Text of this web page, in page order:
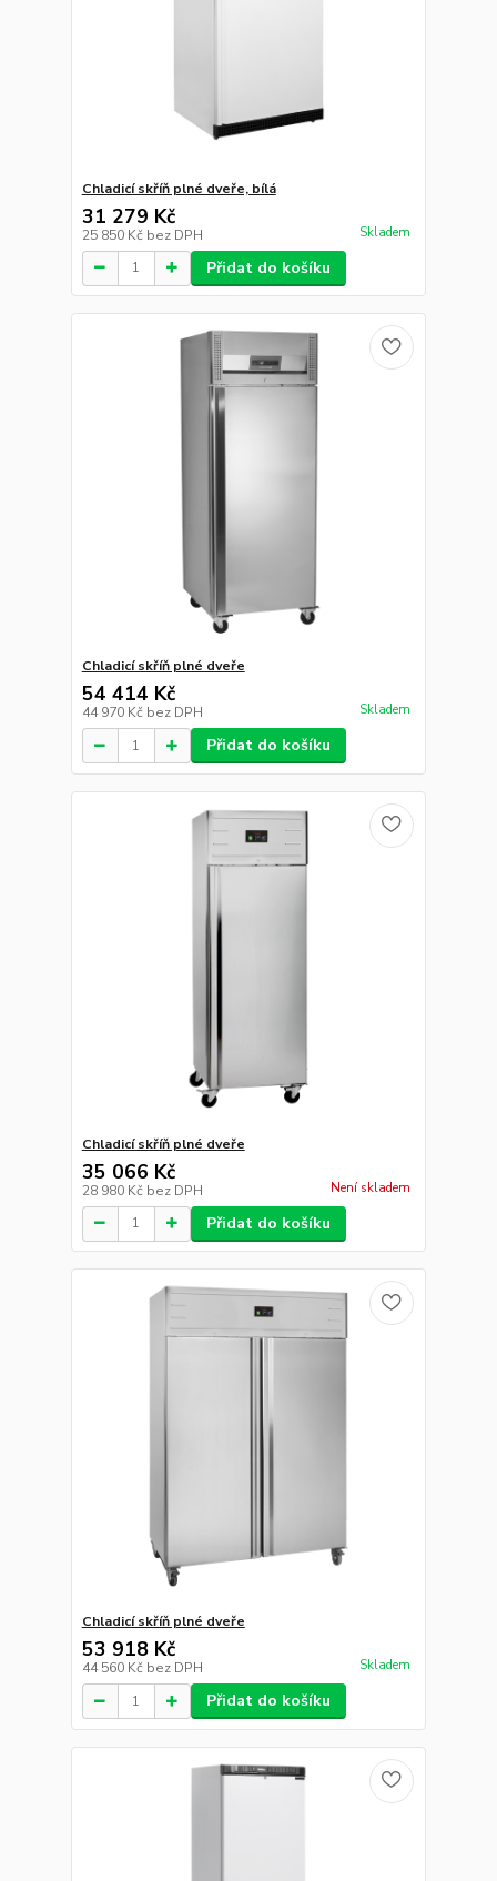
Chladicí skříň plné dveře, bílá
31 279 Kč
25 850 Kč bez DPH Skladem
Přidat do košíku
Chladicí skříň plné dveře
54 414 Kč
44 970 Kč bez DPH Skladem
Přidat do košíku
Chladicí skříň plné dveře
35 066 Kč
28 980 Kč bez DPH Není skladem
Přidat do košíku
Chladicí skříň plné dveře
53 918 Kč
44 560 Kč bez DPH Skladem
Přidat do košíku